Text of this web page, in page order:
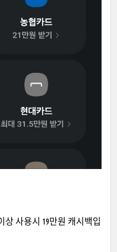
상 사용시 19만원 캐시백입